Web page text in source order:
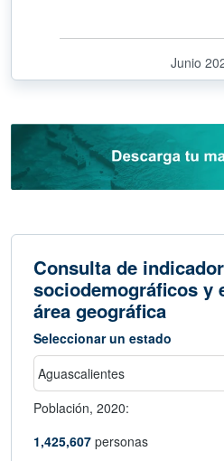
Junio
Consulta de
sociodemográficos y
área geográfica
Seleccionar un estado
Población, 2020:
1,425,607 personas